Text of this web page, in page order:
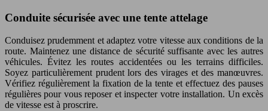
Conduite sécurisée avec une tente attelage
Conduisez prudemment et adaptez votre vitesse aux conditions de la
route. Maintenez une distance de sécurité suffisante avec les autres
véhicules. Évitez les routes accidentées ou les terrains difficiles.
Soyez particulièrement prudent lors des virages et des manœuvres.
Vérifiez régulièrement la fixation de la tente et effectuez des pauses
régulières pour vous reposer et inspecter votre installation. Un excès
de vitesse est à proscrire.